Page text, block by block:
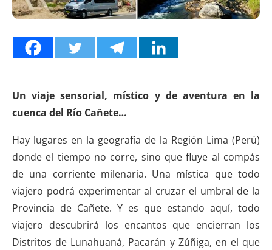
Un viaje sensorial, místico y de aventura en la
cuenca del Río Cañete…
Hay lugares en la geografía de la Región Lima (Perú)
donde el tiempo no corre, sino que fluye al compás
de una corriente milenaria. Una mística que todo
viajero podrá experimentar al cruzar el umbral de la
Provincia de Cañete. Y es que estando aquí, todo
viajero descubrirá los encantos que encierran los
Distritos de Lunahuaná, Pacarán y Zúñiga, en el que